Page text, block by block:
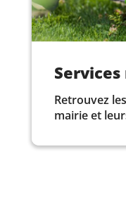
Retrouvez
mairie et